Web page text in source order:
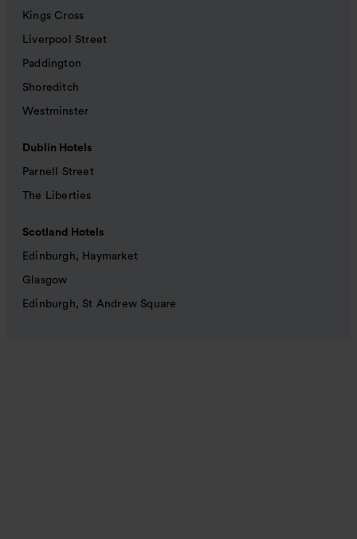
Kings Cross
Liverpool Street
Paddington
Shoreditch
Westminster
Dublin Hotels
Parnell Street
The Liberties
Scotland Hotels
Edinburgh, Haymarket
Glasgow
Edinburgh, St Andrew Square